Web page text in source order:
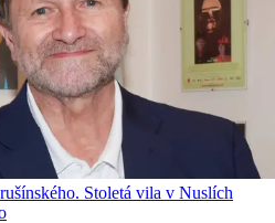
Stoletá vila v Nuslích